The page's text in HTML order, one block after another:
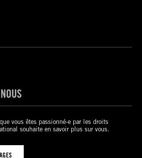
vous êtes passionné-e par les droits
souhaite en savoir plus sur vous.